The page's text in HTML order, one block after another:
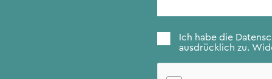
Zustimmung*
Ich habe die
ausdrücklich zu.